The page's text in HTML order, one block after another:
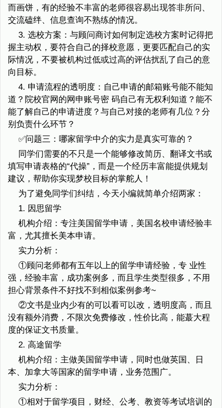
而画饼，有的经验不丰富的老师很容易出现答非所问、
交流磕绊、信息查询不熟练的情况。
3. 选校方案：与顾问商讨如何制定选校方案时记得把
握主动权，要符合自己的择校意愿，更要匹配自己的实
际情况，不要被机构过低或过高的评估扰乱了自己的意
向目标。
4. 申请流程的透明度：自己申请的邮箱账号能不能知
道？院校官网的网申账号密 码自己有无权利知道？能不
能了解自己的申请进度？与自己对接的老师有几位？分
别负责什么环节？
✅问题三：哪家留学中介的实力是真实可靠的？
同学们需要的不只是一个能够修改简历、翻译文书或
填写申请表格的“代操”，而是一个经历丰富能提供规划
建议，帮助你实现梦校目标的掌舵人！
为了避免同学们纠结，今天小编就简单介绍两家：
1. 因思留学
机构介绍：专注美国留学申请，美国名校申请经验丰
富，尤其擅长美本申请。
实力分析：
①顾问老师都有五年以上的留学申请经验，专 业性
强，经验丰富，成功案例多，而且学生类型很多，不用
担心背景条件不好找不到相似案例参考~
②文书是业内少有的可以看可以改，透明度高，而且
没有额外消费，不限次免费修改，性价比高，能蕞大程
度的保证文书质量。
2. 高途留学
机构介绍：主做美国留学申请，同时也做英国、日
本、加拿大等国家的留学申请，业务范围广。
实力分析：
①相对于留学项目，财经、公考、教资等考试培训的